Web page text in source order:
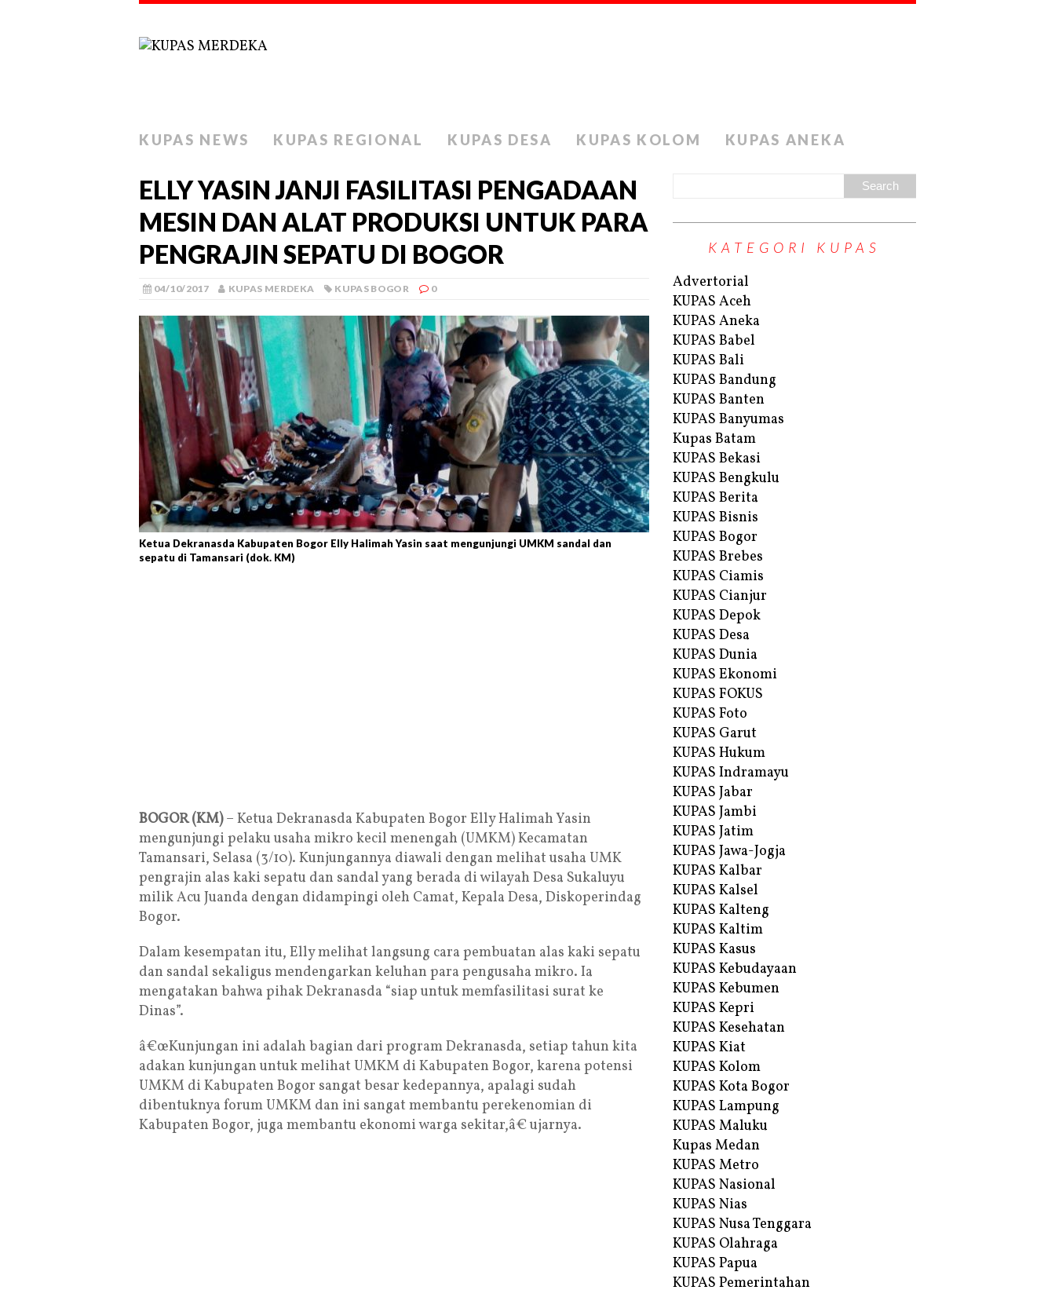
KUPAS NEWS KUPAS REGIONAL KUPAS DESA KUPAS KOLOM KUPAS ANEKA
ELLY YASIN JANJI FASILITASI PENGADAAN
MESIN DAN ALAT PRODUKSI UNTUK PARA
PENGRAJIN SEPATU DI BOGOR
04/10/2017 KUPAS MERDEKA KUPAS BOGOR 0
Ketua Dekranasda Kabupaten Bogor Elly Halimah Yasin saat mengunjungi UMKM sandal dan
sepatu di Tamansari (dok. KM)
BOGOR (KM)– Ketua Dekranasda Kabupaten Bogor Elly Halimah Yasin
mengunjungi pelaku usaha mikro kecil menengah (UMKM) Kecamatan
Tamansari, Selasa (3/10). Kunjungannya diawali dengan melihat usaha UMK
pengrajin alas kaki sepatu dan sandal yang berada di wilayah Desa Sukaluyu
milik Acu Juanda dengan didampingi oleh Camat, Kepala Desa, Diskoperindag
Bogor.
Dalam kesempatan itu, Elly melihat langsung cara pembuatan alas kaki sepatu
dan sandal sekaligus mendengarkan keluhan para pengusaha mikro. Ia
mengatakan bahwa pihak Dekranasda “siap untuk memfasilitasi surat ke
Dinas”.
â€œKunjungan ini adalah bagian dari program Dekranasda, setiap tahun kita
adakan kunjungan untuk melihat UMKM di Kabupaten Bogor, karena potensi
UMKM di Kabupaten Bogor sangat besar kedepannya, apalagi sudah
dibentuknya forum UMKM dan ini sangat membantu perekenomian di
Kabupaten Bogor, juga membantu ekonomi warga sekitar,â€ ujarnya.
KATEGORI KUPAS
Advertorial
KUPAS Aceh
KUPAS Aneka
KUPAS Babel
KUPAS Bali
KUPAS Bandung
KUPAS Banten
KUPAS Banyumas
Kupas Batam
KUPAS Bekasi
KUPAS Bengkulu
KUPAS Berita
KUPAS Bisnis
KUPAS Bogor
KUPAS Brebes
KUPAS Ciamis
KUPAS Cianjur
KUPAS Depok
KUPAS Desa
KUPAS Dunia
KUPAS Ekonomi
KUPAS FOKUS
KUPAS Foto
KUPAS Garut
KUPAS Hukum
KUPAS Indramayu
KUPAS Jabar
KUPAS Jambi
KUPAS Jatim
KUPAS Jawa-Jogja
KUPAS Kalbar
KUPAS Kalsel
KUPAS Kalteng
KUPAS Kaltim
KUPAS Kasus
KUPAS Kebudayaan
KUPAS Kebumen
KUPAS Kepri
KUPAS Kesehatan
KUPAS Kiat
KUPAS Kolom
KUPAS Kota Bogor
KUPAS Lampung
KUPAS Maluku
Kupas Medan
KUPAS Metro
KUPAS Nasional
KUPAS Nias
KUPAS Nusa Tenggara
KUPAS Olahraga
KUPAS Papua
KUPAS Pemerintahan